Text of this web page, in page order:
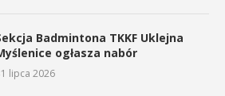
Badmintona TKKF Uklejna
ogłasza nabór
lipca 2026